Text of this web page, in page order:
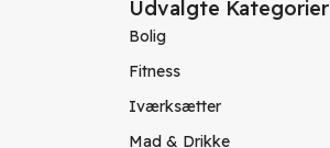
Udvalgte Kategorier
Bolig
Fitness
Iværksætter
Mad & Drikke